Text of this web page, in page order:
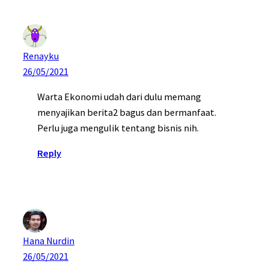
Renayku
26/05/2021
Warta Ekonomi udah dari dulu memang
menyajikan berita2 bagus dan bermanfaat.
Perlu juga mengulik tentang bisnis nih.
Reply
Hana Nurdin
26/05/2021